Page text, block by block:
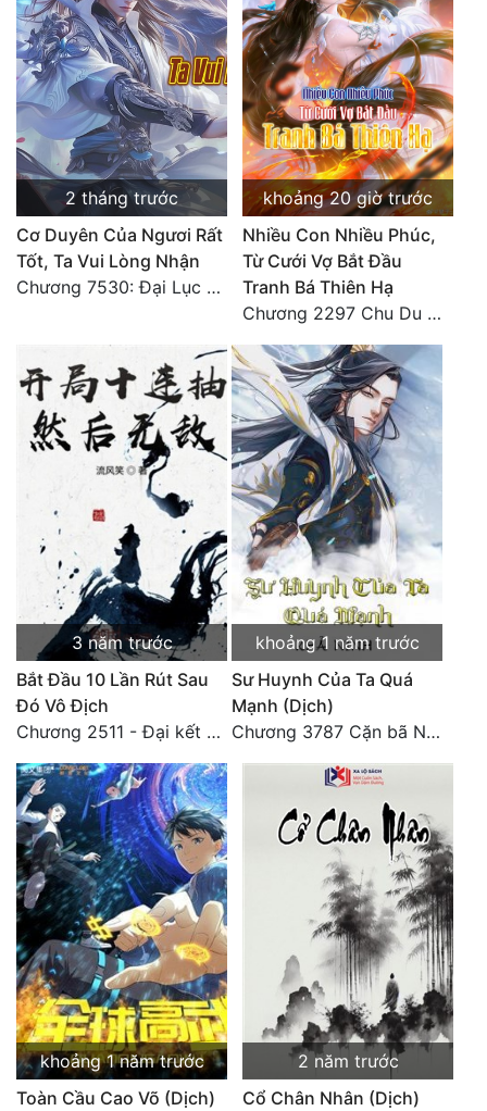
2 tháng trước
Cơ Duyên Của Ngươi Rất
Tốt, Ta Vui Lòng Nhận
Chương 7530: Đại Lục Khởi Nguyên – Kiến Thành 71
khoảng 20 giờ trước
Nhiều Con Nhiều Phúc,
Từ Cưới Vợ Bắt Đầu
Tranh Bá Thiên Hạ
Chương 2297 Chu Du Du mang thai
3 năm trước
Bắt Đầu 10 Lần Rút Sau
Đó Vô Địch
Chương 2511 - Đại kết cục, Phiên ngoại thiên: Chư thiên quy nhất giới, vĩnh hằng thế giới. Hết!
khoảng 1 năm trước
Sư Huynh Của Ta Quá
Mạnh (Dịch)
Chương 3787 Cặn bã Nam Thiên Đạo
khoảng 1 năm trước
Toàn Cầu Cao Võ (Dịch)
2 năm trước
Cổ Chân Nhân (Dịch)